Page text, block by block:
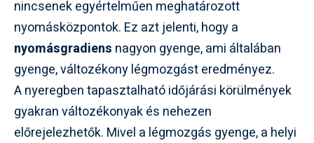
nincsenek egyértelműen meghatározott
nyomásközpontok. Ez azt jelenti, hogy a
nyomásgradiens nagyon gyenge, ami általában
gyenge, változékony légmozgást eredményez.
A nyeregben tapasztalható időjárási körülmények
gyakran változékonyak és nehezen
előrejelezhetők. Mivel a légmozgás gyenge, a helyi